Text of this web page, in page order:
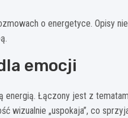
o energetyce. Opisy
emocji
energią. Łączony jest z
wizualnie „uspokaja”, co